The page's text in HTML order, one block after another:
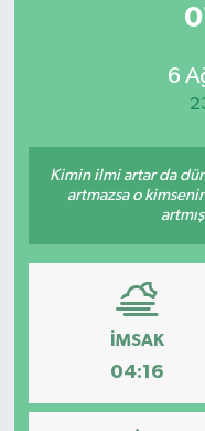
6
Kimin ilmi artar da
artmazsa o
İMSAK
04:16
KÜLTÜR -
ÖZEL HABER
SAĞLIK
SPOR